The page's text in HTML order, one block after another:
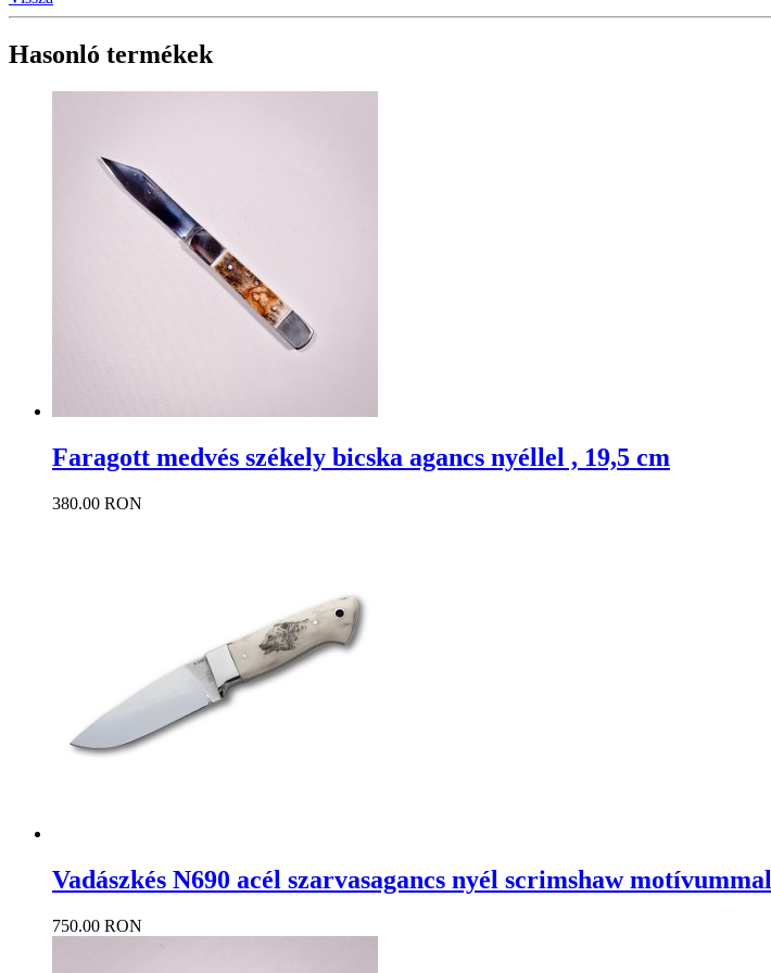
Hasonló termékek
Faragott medvés székely bicska agancs nyéllel , 19,5 cm
380.00 RON
Vadászkés N690 acél szarvasagancs nyél scrimshaw motívummal
750.00 RON